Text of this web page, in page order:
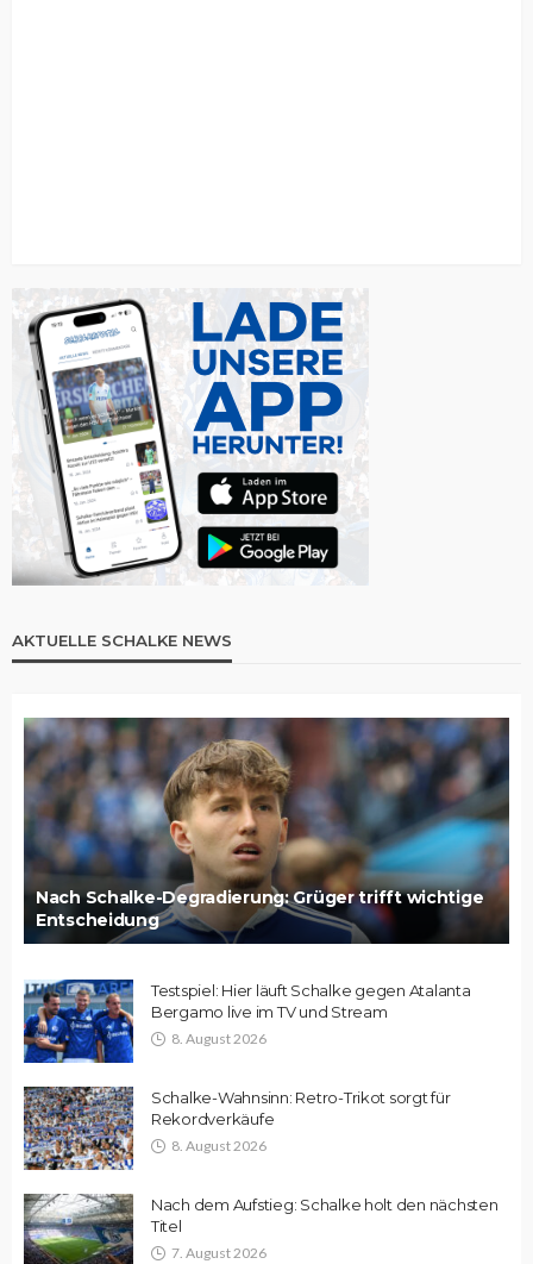
AKTUELLE SCHALKE NEWS
Nach Schalke-Degradierung: Grüger trifft wichtige
Entscheidung
Testspiel: Hier läuft Schalke gegen Atalanta
Bergamo live im TV und Stream
8. August 2026
Schalke-Wahnsinn: Retro-Trikot sorgt für
Rekordverkäufe
8. August 2026
Nach dem Aufstieg: Schalke holt den nächsten
Titel
7. August 2026